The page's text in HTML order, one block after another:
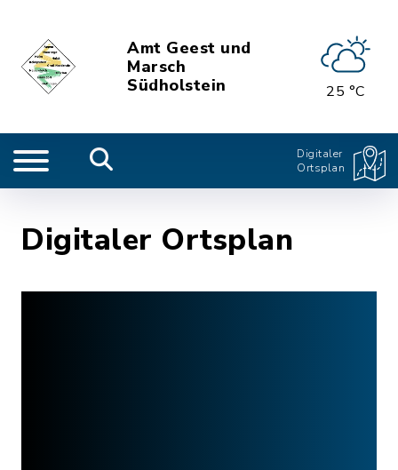
Amt Geest und
Marsch
Südholstein
25 °C
Digitaler
Ortsplan
Digitaler Ortsplan